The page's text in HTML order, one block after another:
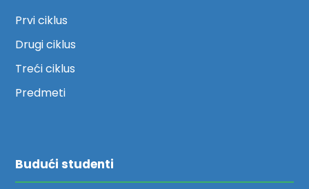
Prvi ciklus
Drugi ciklus
Treći ciklus
Predmeti
Budući studenti